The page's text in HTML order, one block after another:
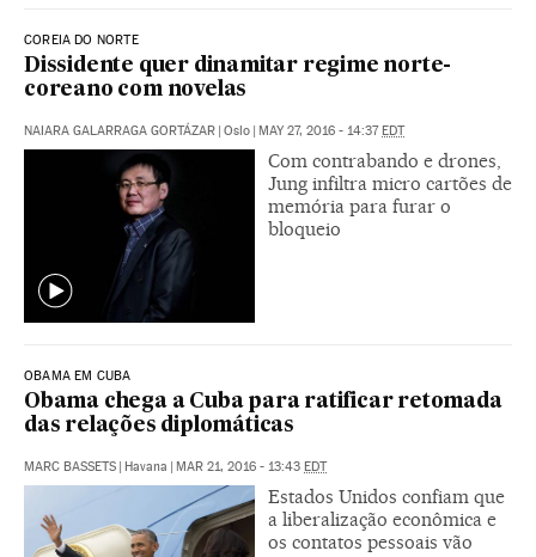
COREIA DO NORTE
Dissidente quer dinamitar regime norte-
coreano com novelas
NAIARA GALARRAGA GORTÁZAR | Oslo | MAY 27, 2016 - 14:37EDT
Com contrabando e drones,
Jung infiltra micro cartões de
memória para furar o
bloqueio
OBAMA EM CUBA
Obama chega a Cuba para ratificar retomada
das relações diplomáticas
MARC BASSETS | Havana | MAR 21, 2016 - 13:43 EDT
Estados Unidos confiam que
a liberalização econômica e
os contatos pessoais vão